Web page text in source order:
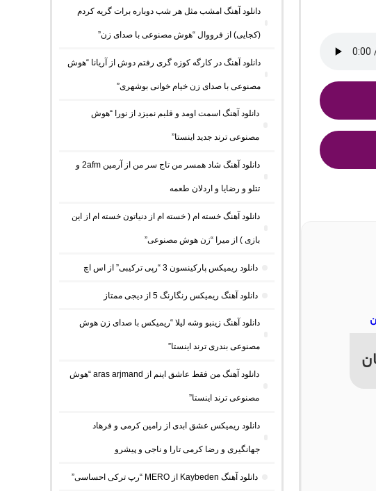
دانلود آهنگ امشب مثل هر شب دوباره برات گریه کردم
(کجایی) از فرووال “هوش مصنوعی با صدای زن”
دانلود آهنگ در کارگه کوزه گری رفتم دوش از آریانا “هوش
مصنوعی با صدای زن خیام خوانی بوشهری”
دانلود آهنگ اسمت اومد و قلبم نمیزد از نورا “هوش
مصنوعی ترند جدید اینستا”
دانلود آهنگ شاد همسر من تاج سر من از آرمین 2afm و
تتلو و رضایا و اردلان طعمه
دانلود آهنگ خسته ام ( خسته ام از دنیاتون خسته ام از این
بازی ) از میرا “زن هوش مصنوعی”
دانلود ریمیکس پارکینسون 3 “رپی ترکیبی” از اس اچ
دانلود آهنگ ریمیکس رنگارنگ 5 از دیجی ممتاز
دانلود آهنگ زینبو وشه لیلا “ریمیکس با صدای زن هوش
مصنوعی بندری ترند اینستا”
دانلود آهنگ من فقط عاشق اینم از aras arjmand “هوش
مصنوعی ترند اینستا”
دانلود ریمیکس عشق ابدی از رامین کرمی و فرهاد
جهانگیری و رضا کرمی تارا و ناجی و پیشرو
دانلود آهنگ Kaybeden از MERO “رپ ترکی احساسی”